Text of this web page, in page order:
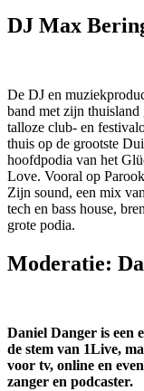
DJ Max
De DJ en
band met zijn thuisland
talloze club- en
thuis op de grootste
hoofdpodia van het
Love. Vooral op
Zijn sound, een mix
tech en bass house,
grote podia.
Moderatie:
Daniel Danger is een
de stem van 1Live,
voor tv, online en
zanger en podcaster.